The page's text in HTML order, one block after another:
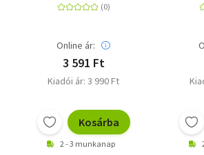
Online ár:
3 591 Ft
Kiadói ár: 3 990 Ft
Kosárba
2 - 3 munkanap